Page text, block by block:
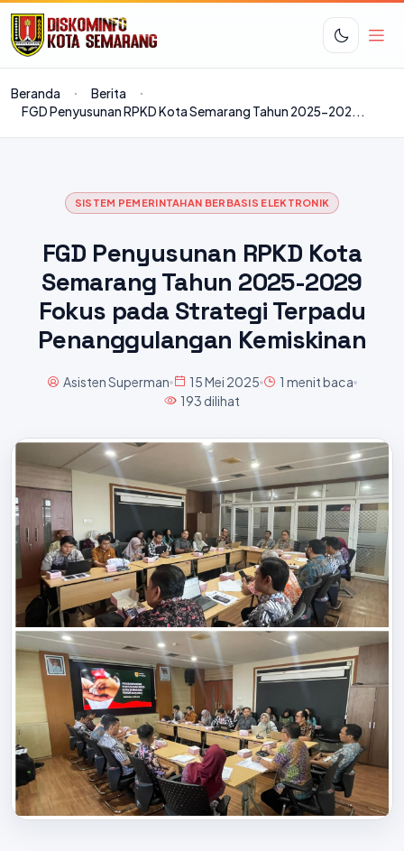
Beranda
Berita
FGD Penyusunan RPKD Kota Semarang Tahun 2025-202...
SISTEM PEMERINTAHAN BERBASIS ELEKTRONIK
FGD Penyusunan RPKD Kota
Semarang Tahun 2025-2029
Fokus pada Strategi Terpadu
Penanggulangan Kemiskinan
Asisten Superman 15 Mei 2025
1 menit baca
193 dilihat